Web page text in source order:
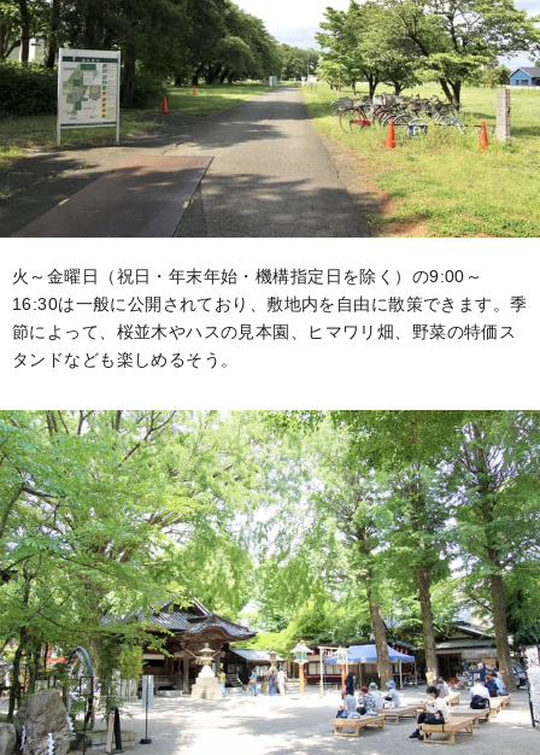
火～金曜日（祝日・年末年始・機構指定日を除く）の9:00～
16:30は一般に公開されており、敷地内を自由に散策できます。季
節によって、桜並木やハスの見本園、ヒマワリ畑、野菜の特価ス
タンドなども楽しめるそう。